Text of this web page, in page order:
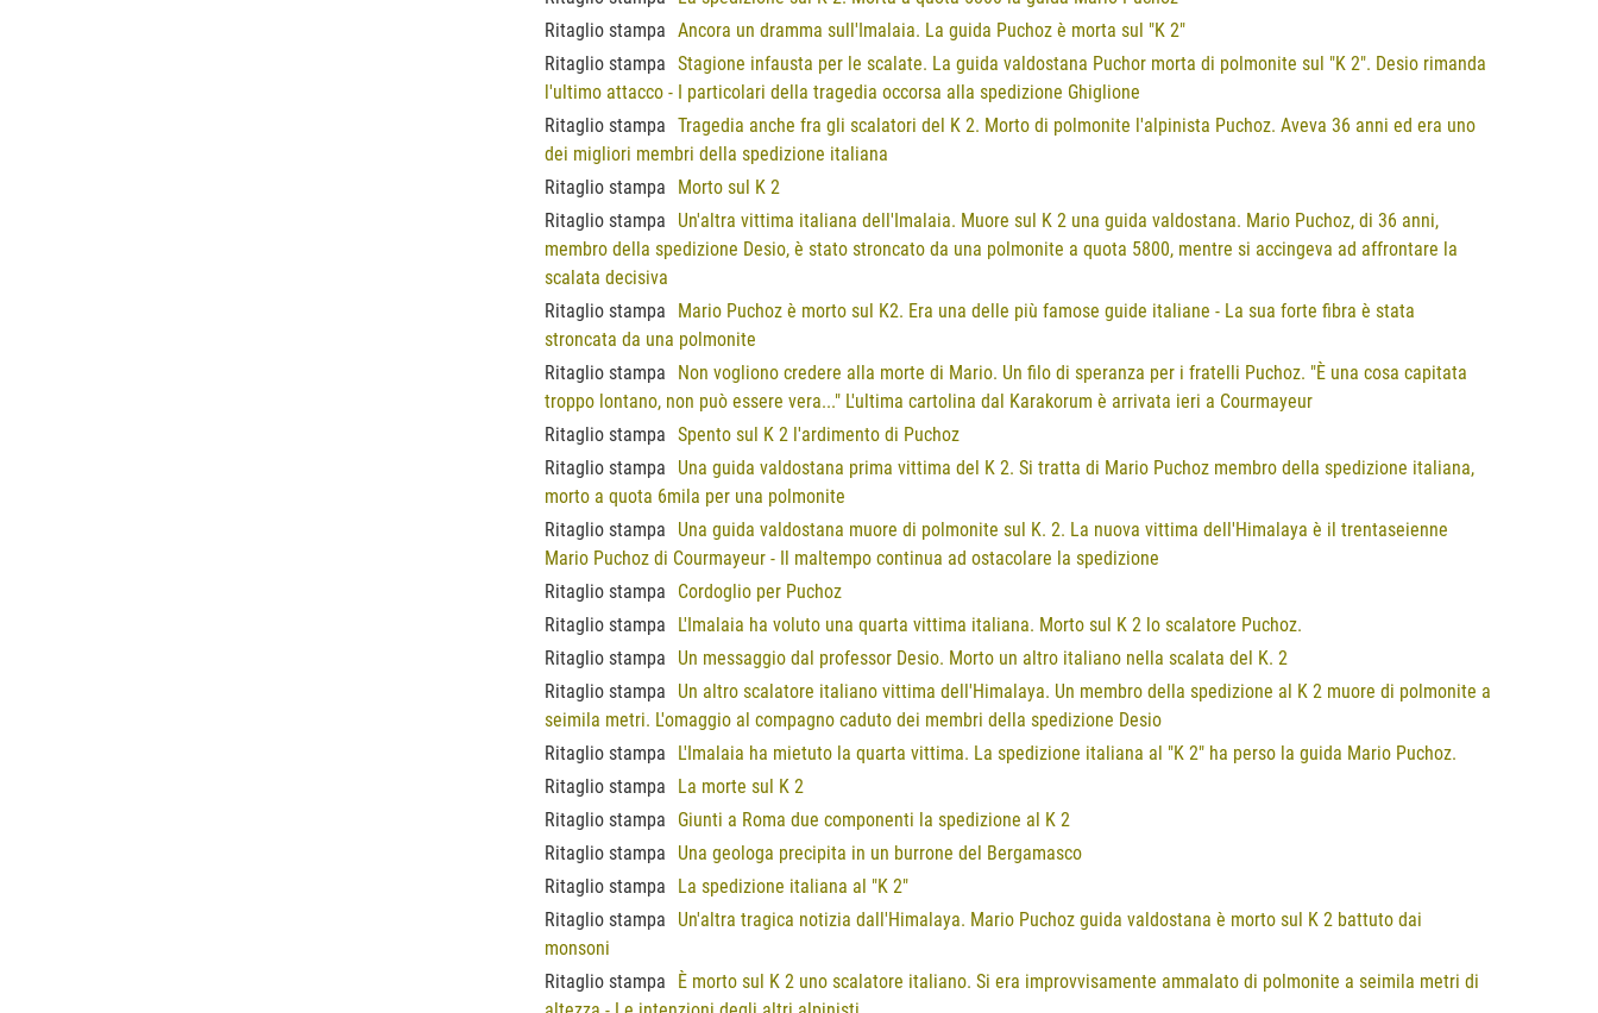
Ritaglio stampa Ancora un dramma sull'Imalaia. La guida Puchoz è morta sul "K 2"
Ritaglio stampa Stagione infausta per le scalate. La guida valdostana Puchor morta di polmonite sul "K 2". Desio rimanda
l'ultimo attacco - I particolari della tragedia occorsa alla spedizione Ghiglione
Ritaglio stampa Tragedia anche fra gli scalatori del K 2. Morto di polmonite l'alpinista Puchoz. Aveva 36 anni ed era uno
dei migliori membri della spedizione italiana
Ritaglio stampa
Morto sul K 2
Ritaglio stampa
Un'altra vittima italiana dell'Imalaia. Muore sul K 2 una guida valdostana. Mario Puchoz, di 36 anni,
membro della spedizione Desio, è stato stroncato da una polmonite a quota 5800, mentre si accingeva ad affrontare la
scalata decisiva
Ritaglio stampa
Mario Puchoz è morto sul K2. Era una delle più famose guide italiane - La sua forte fibra è stata
stroncata da una polmonite
Ritaglio stampa
Non vogliono credere alla morte di Mario. Un filo di speranza per i fratelli Puchoz. "È una cosa capitata
troppo lontano, non può essere vera..." L'ultima cartolina dal Karakorum è arrivata ieri a Courmayeur
Ritaglio stampa Spento sul K 2 l'ardimento di Puchoz
Ritaglio stampa
Una guida valdostana prima vittima del K 2. Si tratta di Mario Puchoz membro della spedizione italiana,
morto a quota 6mila per una polmonite
Ritaglio stampa
Una guida valdostana muore di polmonite sul K. 2. La nuova vittima dell'Himalaya è il trentaseienne
Mario Puchoz di Courmayeur - Il maltempo continua ad ostacolare la spedizione
Ritaglio stampa
Cordoglio per Puchoz
Ritaglio stampa
L'Imalaia ha voluto una quarta vittima italiana. Morto sul K 2 lo scalatore Puchoz.
Ritaglio stampa
Un messaggio dal professor Desio. Morto un altro italiano nella scalata del K. 2
Ritaglio stampa
Un altro scalatore italiano vittima dell'Himalaya. Un membro della spedizione al K 2 muore di polmonite a
seimila metri. L'omaggio al compagno caduto dei membri della spedizione Desio
Ritaglio stampa
L'Imalaia ha mietuto la quarta vittima. La spedizione italiana al "K 2" ha perso la guida Mario Puchoz.
Ritaglio stampa
La morte sul K 2
Ritaglio stampa
Giunti a Roma due componenti la spedizione al K 2
Ritaglio stampa
Una geologa precipita in un burrone del Bergamasco
Ritaglio stampa
La spedizione italiana al "K 2"
Ritaglio stampa
Un'altra tragica notizia dall'Himalaya. Mario Puchoz guida valdostana è morto sul K 2 battuto dai
monsoni
Ritaglio stampa
È morto sul K 2 uno scalatore italiano. Si era improvvisamente ammalato di polmonite a seimila metri di